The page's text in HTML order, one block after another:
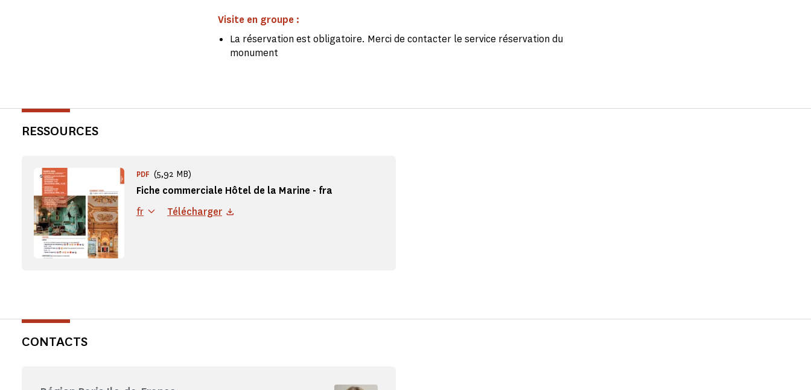
Visite en groupe :
La réservation est obligatoire. Merci de contacter le service réservation du
monument
RESSOURCES
Fiche commerciale Hôtel de la Marine - fra
PDF (5,92 MB)
fr Télécharger
CONTACTS